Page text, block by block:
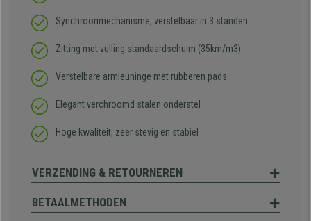
Synchroonmechanisme, verstelbaar in 3 standen
Zitting met vulling standaardschuim (35km/m3)
Verstelbare armleuninge met rubberen pads
Elegant verchroomd stalen onderstel
Hoge kwaliteit, zeer stevig en stabiel
VERZENDING & RETOURNEREN
BETAALMETHODEN